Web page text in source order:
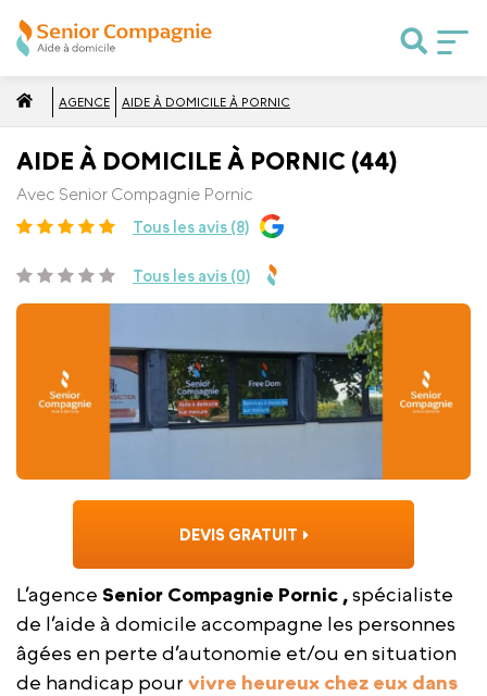
AGENCE AIDE À DOMICILE À PORNIC
AIDE À DOMICILE À PORNIC (44)
Avec Senior Compagnie Pornic
Tous les avis (8)
Tous les avis (0)
DEVIS GRATUIT
L’agence Senior Compagnie Pornic ,spécialiste
de l’aide à domicile accompagne les personnes
âgées en perte d’autonomie et/ou en situation
de handicap pour vivre heureux chez eux dans